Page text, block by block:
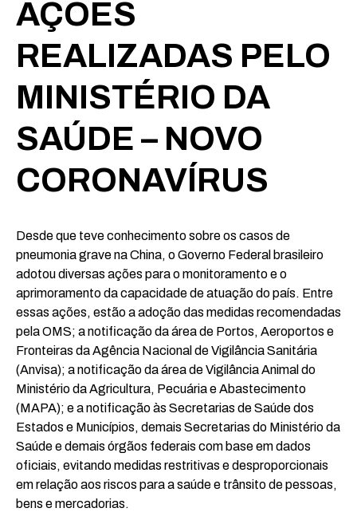
AÇÕES
REALIZADAS PELO
MINISTÉRIO DA
SAÚDE – NOVO
CORONAVÍRUS
Desde que teve conhecimento sobre os casos de
pneumonia grave na China, o Governo Federal brasileiro
adotou diversas ações para o monitoramento e o
aprimoramento da capacidade de atuação do país. Entre
essas ações, estão a adoção das medidas recomendadas
pela OMS; a notificação da área de Portos, Aeroportos e
Fronteiras da Agência Nacional de Vigilância Sanitária
(Anvisa); a notificação da área de Vigilância Animal do
Ministério da Agricultura, Pecuária e Abastecimento
(MAPA); e a notificação às Secretarias de Saúde dos
Estados e Municípios, demais Secretarias do Ministério da
Saúde e demais órgãos federais com base em dados
oficiais, evitando medidas restritivas e desproporcionais
em relação aos riscos para a saúde e trânsito de pessoas,
bens e mercadorias.